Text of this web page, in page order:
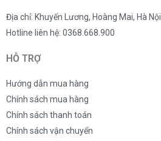
Địa chỉ: Khuyến Lương, Hoàng Mai, Hà Nội
Hotline liên hệ: 0368.668.900
HỖ TRỢ
Hướng dẫn mua hàng
Chính sách mua hàng
Chính sách thanh toán
Chính sách vận chuyển